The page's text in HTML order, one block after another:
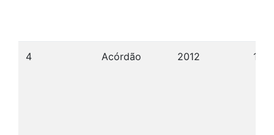
4 Acórdão 2012 17/